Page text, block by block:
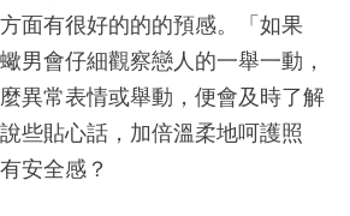
面有很好的的的預感。「如果
男會仔細觀察戀人的一舉一動，
異常表情或舉動，便會及時了解
些貼心話，加倍溫柔地呵護照
安全感？